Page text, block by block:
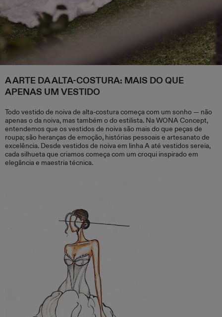
A ARTE DA ALTA-COSTURA: MAIS DO QUE
APENAS UM VESTIDO
Todo vestido de noiva de alta-costura começa com um sonho — não
apenas o da noiva, mas também o do estilista. Na WONA Concept,
entendemos que os vestidos de noiva são mais do que peças de
roupa; são heranças de emoção, histórias pessoais e artesanato de
excelência. Desde vestidos de noiva em linha A até vestidos sereia,
cada silhueta que criamos começa com um croqui inspirado em
elegância e maestria técnica.